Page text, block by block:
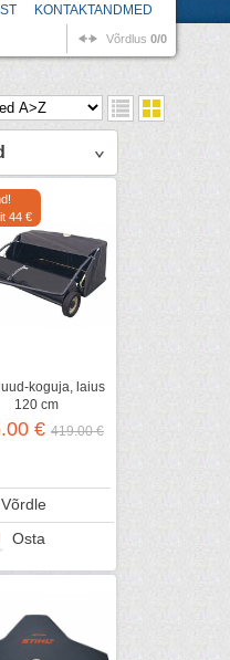
KONTAKTANDMED
Võrdlus 0/0
44 €
koguja, laius
120 cm
€ 419.00 €
Võrdle
Osta